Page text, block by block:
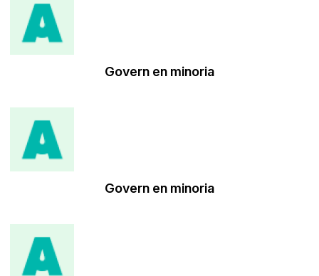
Govern en minoria
Govern en minoria